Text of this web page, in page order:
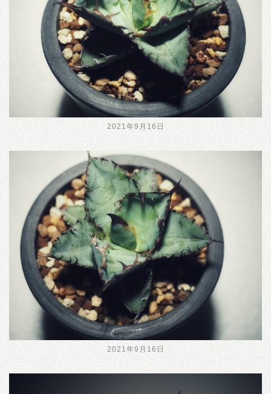
2021年9月16日
2021年9月16日